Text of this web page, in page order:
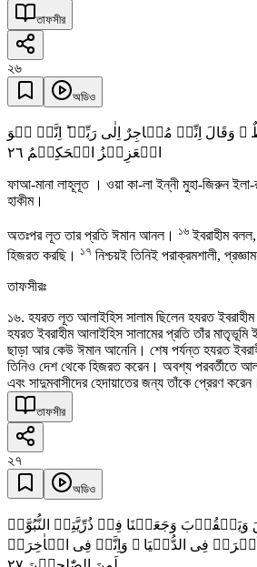
তাফসীর
২৬
অডিও
وَقَالَ اِنِّیۡ مُہَاجِرٌ اِلٰی رَبِّیۡ ؕ اِنَّہٗ ہُوَ
الۡعَزِیۡزُ الۡحَکِیۡمُ ٢٦
ফাআ-মানা লাহূলূত । ওয়া কা-লা ইন্নী মুহা-জিরুন ইলা-
হাকীম।
অতঃপর লূত তার প্রতি ঈমান আনল। ১৬ ইবরাহীম
হিজরত করছি। ১৭ নিশ্চয়ই তিনিই পরাক্রমশালী,
তাফসীরঃ
১৬. হযরত লূত আলাইহিস সালাম ছিলেন হযরত ইবরাহীম
হযরত ইবরাহীম আলাইহিস সালামের প্রতি তাঁর
ছাড়া আর কেউ ঈমান আনেনি। শেষ পর্যন্ত হযরত
তিনিও দেশ থেকে হিজরত করেন। অবশ্য পরবর্তীতে
এবং সাদুমবাসীদের হেদায়াতের জন্য তাঁকে প্রেরণ করেন।
তাফসীর
২৭
অডিও
وَجَعَلۡنَا فِیۡ ذُرِّیَّتِہِ النُّبُوَّۃَ
فِی الدُّنۡیَا ۚ وَاِنَّہٗ فِی الۡاٰخِرَۃِ